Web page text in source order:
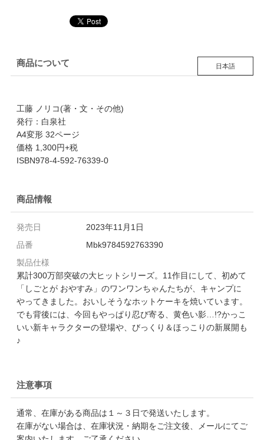
商品について 日本語
工藤 ノリコ(著・文・その他)
発行：白泉社
A4変形 32ページ
価格 1,300円+税
ISBN978-4-592-76339-0
商品情報
発売日
2023年11月1日
品番
Mbk9784592763390
製品仕様
累計300万部突破の大ヒットシリーズ。11作目にして、初めて
「しごとが おやすみ」のワンワンちゃんたちが、キャンプに
やってきました。おいしそうなホットケーキを焼いています。
でも背後には、今回もやっぱり忍び寄る、黄色い影…!?かっこ
いい新キャラクターの登場や、びっくり＆ほっこりの新展開も
♪
注意事項
通常、在庫がある商品は１～３日で発送いたします。
在庫がない場合は、在庫状況・納期をご注文後、メールにてご